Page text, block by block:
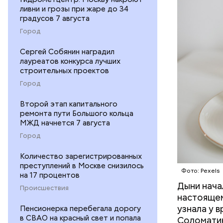
ливни и грозы при жаре до 34
градусов 7 августа
Город
Сергей Собянин наградил
лауреатов конкурса лучших
строительных проектов
Город
Второй этап капитального
ремонта пути Большого кольца
МЖД начнется 7 августа
Город
Количество зарегистрированных
преступлений в Москве снизилось
на 17 процентов
Происшествия
Пенсионерка перебегала дорогу
в СВАО на красный свет и попала
Фото: Pexels
Дыни
узнала у
— Если